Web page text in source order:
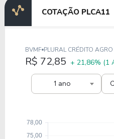
COTAÇÃO PLCA11
1 ano
BVMF PLURAL CRÉDITO AGRO
R$ 72,85 + 21,86% (1